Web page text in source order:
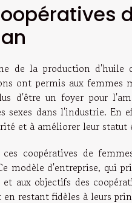
de la production d'huile
ont permis aux femmes
d'être un foyer pour
sexes dans l'industrie. En
et à améliorer leur statut
ces coopératives de
modèle d'entreprise, qui
aux objectifs des
restant fidèles à leurs